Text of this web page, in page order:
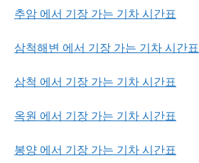
추암 에서 기장 가는 기차 시간표
삼척해변 에서 기장 가는 기차 시간표
삼척 에서 기장 가는 기차 시간표
옥원 에서 기장 가는 기차 시간표
봉양 에서 기장 가는 기차 시간표